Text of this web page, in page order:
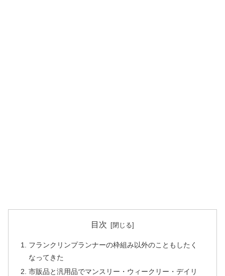
目次
フランクリンプランナーの枠組み以外のこともしたく
なってきた
市販品と汎用品でマンスリー・ウィークリー・デイリ